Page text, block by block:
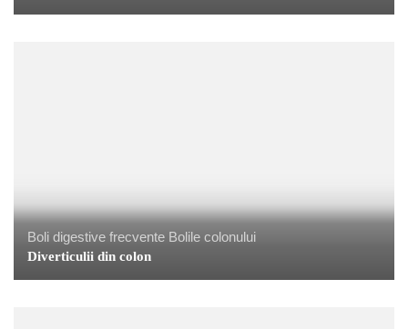
Boli digestive frecvente Bolile colonului
Diverticulii din colon